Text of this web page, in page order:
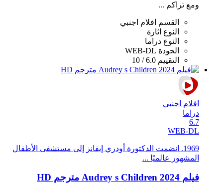
ومع تراكم ...
القسم
افلام اجنبي
النوع اثارة
النوع دراما
الجودة WEB-DL
التقييم 6.0 / 10
افلام اجنبي
دراما
6.7
WEB-DL
1969. انضمت الدكتورة أودري إيفانز إلى مستشفى الأطفال
المشهور عالميًا ...
فيلم Audrey s Children 2024 مترجم HD